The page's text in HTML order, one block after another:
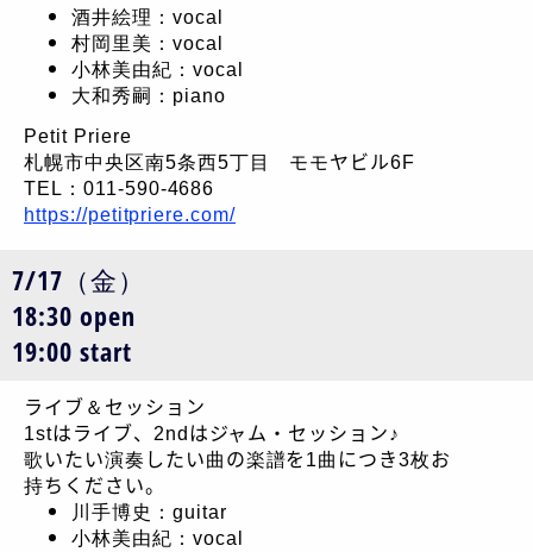
酒井絵理：vocal
村岡里美：vocal
小林美由紀：vocal
大和秀嗣：piano
Petit Priere
札幌市中央区南5条西5丁目 モモヤビル6F
TEL：011-590-4686
https://petitpriere.com/
7/17（金）
18:30 open
19:00 start
ライブ＆セッション
1stはライブ、2ndはジャム・セッション♪
歌いたい演奏したい曲の楽譜を1曲につき3枚お
持ちください。
川手博史：guitar
小林美由紀：vocal